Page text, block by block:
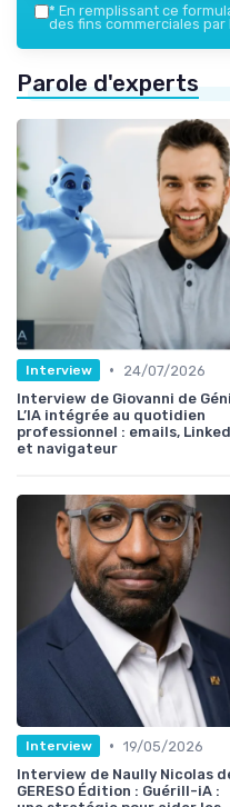
* En remplissant ce
des fins commerciales par
Parole d'experts
Interview •
24/07/2026
Interview de Giovanni de
L’IA intégrée au quotidien
professionnel : emails,
et navigateur
Interview • 19/05/2026
Interview de Naully Nicolas
GERESO Édition : Guérill-iA :